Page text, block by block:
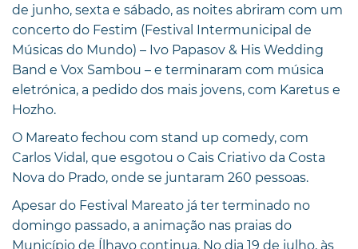
de junho, sexta e sábado, as noites abriram com um
concerto do Festim (Festival Intermunicipal de
Músicas do Mundo) – Ivo Papasov & His Wedding
Band e Vox Sambou – e terminaram com música
eletrónica, a pedido dos mais jovens, com Karetus e
Hozho.
O Mareato fechou com stand up comedy, com
Carlos Vidal, que esgotou o Cais Criativo da Costa
Nova do Prado, onde se juntaram 260 pessoas.
Apesar do Festival Mareato já ter terminado no
domingo passado, a animação nas praias do
Município de Ílhavo continua. No dia 19 de julho, às